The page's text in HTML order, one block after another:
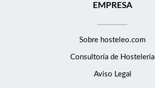
EMPRESA
Sobre hosteleo.com
Consultoría de Hostelería
Aviso Legal